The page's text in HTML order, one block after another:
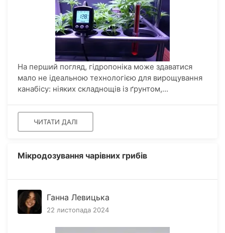
На перший погляд, гідропоніка може здаватися
мало не ідеальною технологією для вирощування
канабісу: ніяких складнощів із ґрунтом,...
ЧИТАТИ ДАЛІ
Мікродозування чарівних грибів
Ганна Левицька
22 листопада 2024